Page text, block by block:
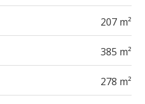
207 m²
385 m²
278 m²